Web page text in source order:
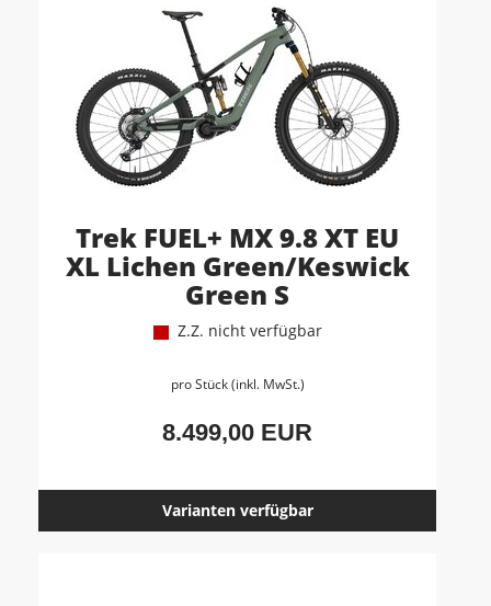
Trek FUEL+ MX 9.8 XT EU
XL Lichen Green/Keswick
Green S
Z.Z. nicht verfügbar
pro Stück (inkl. MwSt.)
8.499,00 EUR
Varianten verfügbar